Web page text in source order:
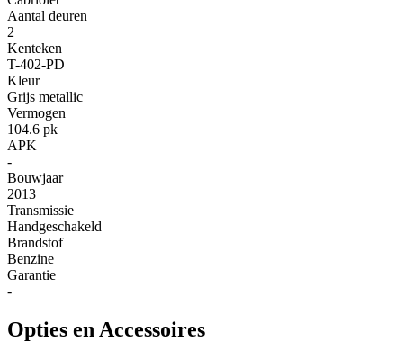
Aantal deuren
2
Kenteken
T-402-PD
Kleur
Grijs metallic
Vermogen
104.6 pk
APK
-
Bouwjaar
2013
Transmissie
Handgeschakeld
Brandstof
Benzine
Garantie
-
Opties en Accessoires